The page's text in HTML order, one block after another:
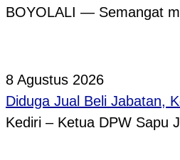
BOYOLALI — Semangat
8 Agustus 2026
Diduga Jual Beli Jabatan,
Kediri – Ketua DPW Sapu